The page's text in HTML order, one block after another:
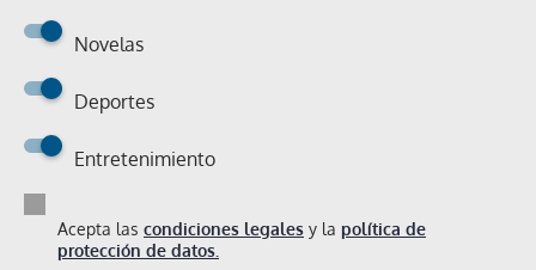
Novelas
Deportes
Entretenimiento
Acepta las condiciones legales y la política de
protección de datos.